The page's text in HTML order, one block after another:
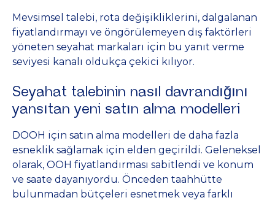
Mevsimsel talebi, rota değişikliklerini, dalgalanan
fiyatlandırmayı ve öngörülemeyen dış faktörleri
yöneten seyahat markaları için bu yanıt verme
seviyesi kanalı oldukça çekici kılıyor.
Seyahat talebinin nasıl davrandığını
yansıtan yeni satın alma modelleri
DOOH için satın alma modelleri de daha fazla
esneklik sağlamak için elden geçirildi. Geleneksel
olarak, OOH fiyatlandırması sabitlendi ve konum
ve saate dayanıyordu. Önceden taahhütte
bulunmadan bütçeleri esnetmek veya farklı